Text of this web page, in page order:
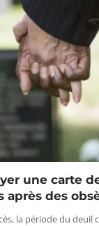
une carte
après des
la période du